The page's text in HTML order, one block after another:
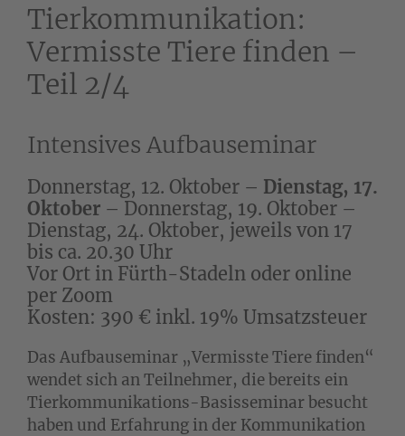
Tierkommunikation:
Vermisste Tiere finden –
Teil 2/4
Intensives Aufbauseminar
Donnerstag, 12. Oktober – Dienstag, 17.
Oktober – Donnerstag, 19. Oktober –
Dienstag, 24. Oktober, jeweils von 17
bis ca. 20.30 Uhr
Vor Ort in Fürth-Stadeln oder online
per Zoom
Kosten: 390 € inkl. 19% Umsatzsteuer
Das Aufbauseminar „Vermisste Tiere finden“
wendet sich an Teilnehmer, die bereits ein
Tierkommunikations-Basisseminar besucht
haben und Erfahrung in der Kommunikation